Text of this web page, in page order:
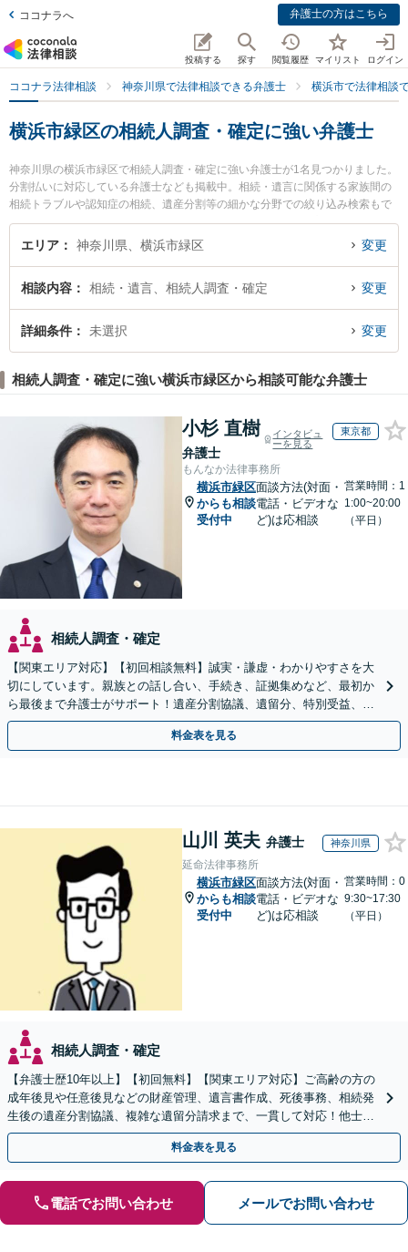
ココナラへ 弁護士の方はこちら
投稿する 探す 閲覧履歴 マイリスト ログイン
ココナラ法律相談 神奈川県で法律相談できる弁護士 横浜市で法律相談
横浜市緑区の相続人調査・確定に強い弁護士
神奈川県の横浜市緑区で相続人調査・確定に強い弁護士が1名見つかりました。
分割払いに対応している弁護士なども掲載中。相続・遺言に関係する家族間の
相続トラブルや認知症の相続、遺産分割等の細かな分野での絞り込み検索もで
き便利です。特に中山総合法律事務所の長谷川 篤司弁護士のプロフィール情報
や弁護士費用、強みなどが注目されています。『横浜市緑区で土日や夜間に発
談無料で相続人調査・確定を法律相談できる横浜市緑区内の弁護士に相談予約
したい』などでお困りの相談者さんにおすすめです。
エリア 神奈川県、横浜市緑区 変更
相談内容 相続・遺言、相続人調査・確定 変更
詳細条件 未選択 変更
相続人調査・確定に強い横浜市緑区から相談可能な弁護士
小杉 直樹
弁護士
インタビュ
ーを見る
東京都
もんなか法律事務所
横浜市緑区
からも相談
受付中
面談方法(対面・
電話・ビデオな
ど)は応相談
営業時間：1
1:00~20:00
（平日）
相続人調査・確定
【関東エリア対応】【初回相談無料】誠実・謙虚・わかりやすさを大
切にしています。親族との話し合い、手続き、証拠集めなど、最初か
ら最後まで弁護士がサポート！遺産分割協議、遺留分、特別受益、使
い込み、相続放棄など、お任せ【弁護士歴15年以上】
料金表を見る
山川 英夫 弁護士 神奈川県
延命法律事務所
横浜市緑区
からも相談
受付中
面談方法(対面・
電話・ビデオな
ど)は応相談
営業時間：0
9:30~17:30
（平日）
相続人調査・確定
【弁護士歴10年以上】【初回無料】【関東エリア対応】ご高齢の方の
成年後見や任意後見などの財産管理、遺言書作成、死後事務、相続発
生後の遺産分割協議、複雑な遺留分請求まで、一貫して対応！他士業
との連携力を活かした最適解の追求【WEB面談対応】
料金表を見る
電話でお問い合わせ メールでお問い合わせ